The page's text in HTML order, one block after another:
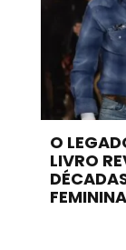
O
LIVRO